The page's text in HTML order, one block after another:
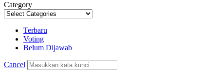
Category
Terbaru
Voting
Belum Dijawab
Cancel